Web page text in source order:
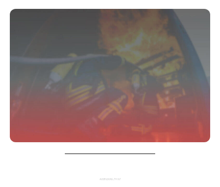
AUSBILDUNG „TH VU“